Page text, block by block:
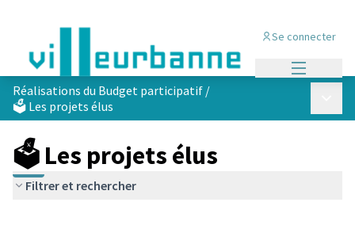
Se connecter
Réalisations du Budget participatif /
🗳️ Les projets élus
🗳️ Les projets élus
Filtrer et rechercher